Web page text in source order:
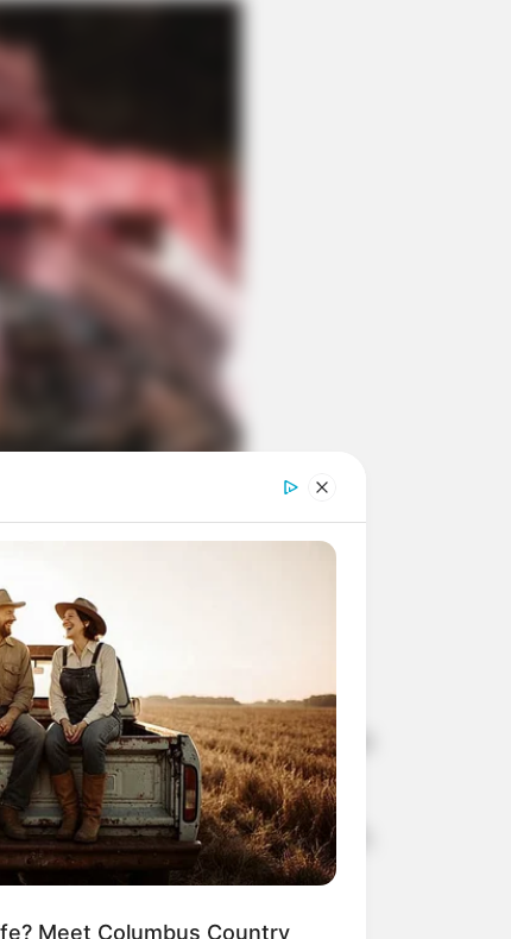
Comandante
guincho deixou duas pessoas
a SP-294, em Tupã.
tracionando um ônibus, quando,
por volta das 20h.
placas de Pelotas (RS).
Meet Columbus Country